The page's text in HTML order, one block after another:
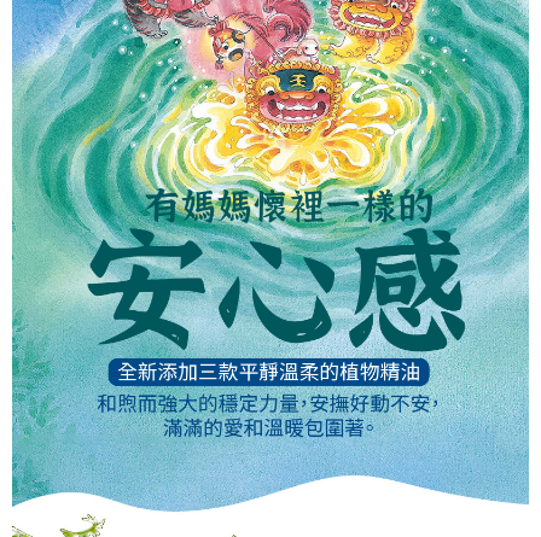
權轉讓予恩沛科技股份有限公司。
２．關於個人資料處理事宜，請瀏覽以下網址：
https://aftee.tw/terms/#terms3
３．未成年的使用者請事先徵得法定代理人或監護人之同意方可使用
「AFTEE先享後付」，若未經同意申辦者引起之損失，本公司不負相關責
任。
４．使用「AFTEE先享後付」時，將依據個別帳號之用戶狀況，依本公司即
時審查核予不同之上限額度；若仍有額度不足之情形，本公司將視審查結果
請求用戶進行身份認證。
５．嚴禁一人註冊多個帳號或使用他人資訊註冊。若發現惡意使用之情形，
恩沛科技股份有限公司將有權停止該用戶之使用額度並採取法律行動。
免運費
貨到付款
免運費